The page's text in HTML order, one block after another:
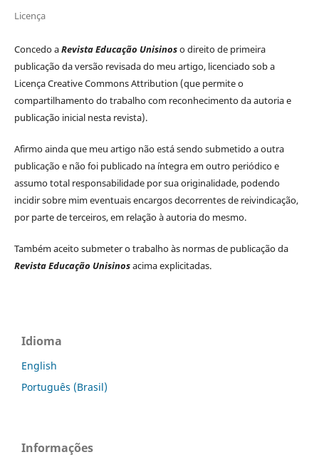
Licença
Concedo aRevista Educação Unisinoso direito de primeira
publicação da versão revisada do meu artigo, licenciado sob a
Licença Creative Commons Attribution (que permite o
compartilhamento do trabalho com reconhecimento da autoria e
publicação inicial nesta revista).
Afirmo ainda que meu artigo não está sendo submetido a outra
publicação e não foi publicado na íntegra em outro periódico e
assumo total responsabilidade por sua originalidade, podendo
incidir sobre mim eventuais encargos decorrentes de reivindicação,
por parte de terceiros, em relação à autoria do mesmo.
Também aceito submeter o trabalho às normas de publicação da
Revista Educação Unisinosacima explicitadas.
Idioma
English
Português (Brasil)
Informações